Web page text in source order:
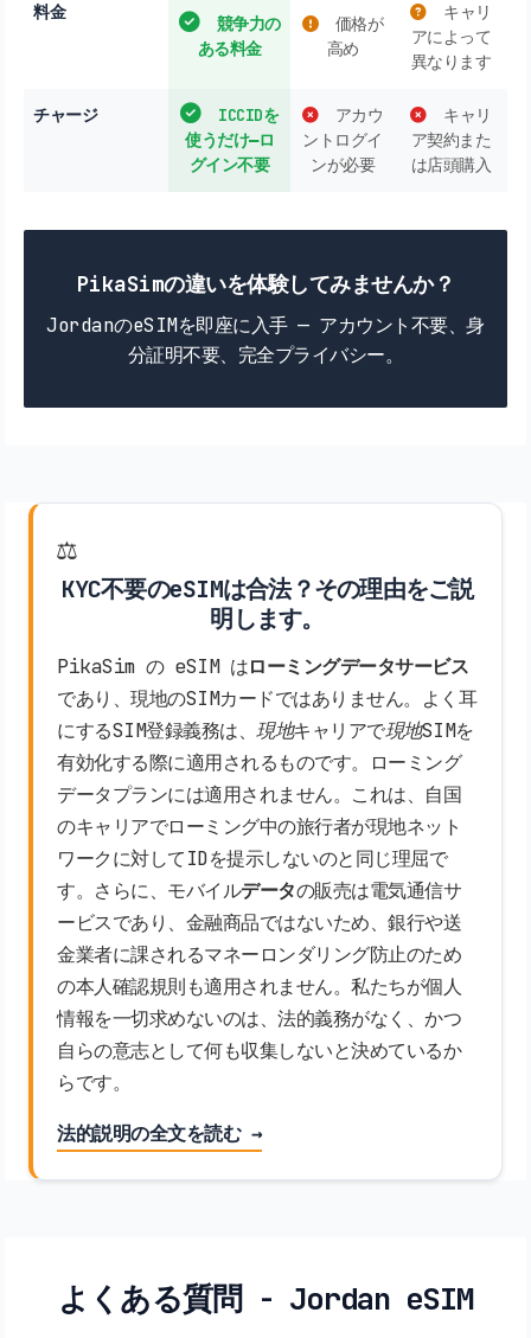
料金
競争力の
ある料金
価格が
高め
キャリ
アによって
異なります
チャージ
ICCIDを
使うだけ―ロ
グイン不要
アカウ
ントログイ
ンが必要
キャリ
ア契約また
は店頭購入
PikaSimの違いを体験してみませんか？
JordanのeSIMを即座に入手 — アカウント不要、身
分証明不要、完全プライバシー。
⚖️
KYC不要のeSIMは合法？その理由をご説
明します。
PikaSim の eSIM はローミングデータサービス
であり、現地のSIMカードではありません。よく耳
にするSIM登録義務は、 現地キャリアで現地SIMを
有効化する際に適用されるものです。ローミング
データプランには適用されません。これは、自国
のキャリアでローミング中の旅行者が現地ネット
ワークに対してIDを提示しないのと同じ理屈で
す。さらに、モバイルデータの販売は電気通信サ
ービスであり、金融商品ではないため、銀行や送
金業者に課されるマネーロンダリング防止のため
の本人確認規則も適用されません。私たちが個人
情報を一切求めないのは、法的義務がなく、かつ
自らの意志として何も収集しないと決めているか
らです。
法的説明の全文を読む →
よくある質問 - Jordan eSIM